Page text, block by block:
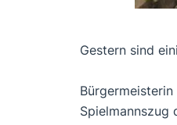
Gestern sind
Bürgermeisterin
Spielmannszug